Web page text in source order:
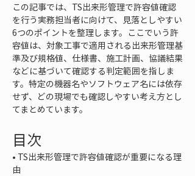
この記事では、TS出来形管理で許容値確認
を行う実務担当者に向けて、見落としやすい
6つのポイントを整理します。ここでいう許
容値は、対象工事で適用される出来形管理基
準及び規格値、仕様書、施工計画、協議結果
などに基づいて確認する判定範囲を指しま
す。特定の機器名やソフトウェア名には依存
せず、どの現場でも確認しやすい考え方とし
てまとめています。
目次
• TS出来形管理で許容値確認が重要になる理
由